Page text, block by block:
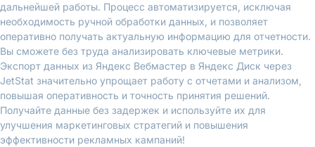
дальнейшей работы. Процесс автоматизируется, исключая
необходимость ручной обработки данных, и позволяет
оперативно получать актуальную информацию для отчетности.
Вы сможете без труда анализировать ключевые метрики.
Экспорт данных из Яндекс Вебмастер в Яндекс Диск через
JetStat значительно упрощает работу с отчетами и анализом,
повышая оперативность и точность принятия решений.
Получайте данные без задержек и используйте их для
улучшения маркетинговых стратегий и повышения
эффективности рекламных кампаний!